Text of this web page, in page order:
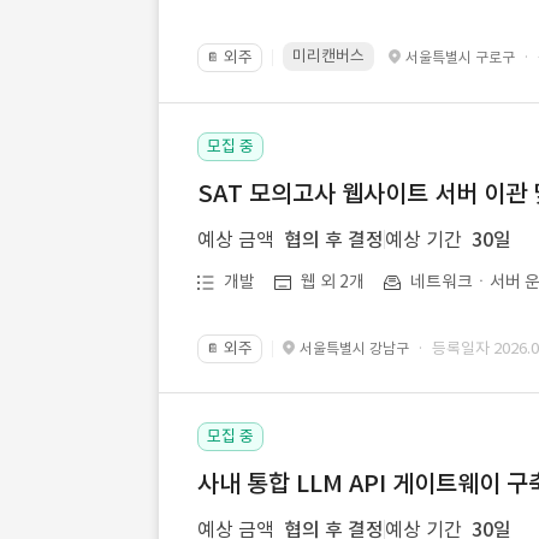
📔 외주 미리캔버스 서울특별시 구로구 ·
모집 중
SAT 모의고사 웹사이트 서버 이관
예상 금액 협의 후 결정 예상 기간 30일
개발 웹 외 2개 네트워크ㆍ서버
📔 외주 서울특별시 강남구 · 등록일자
모집 중
사내 통합 LLM API 게이트웨이 구
예상 금액 협의 후 결정 예상 기간 30일